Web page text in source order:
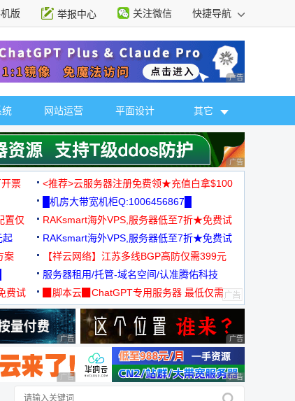
版 举报中心 关注微信 快捷导航
广告 商业广告，理
统 网站运营 平面设计 其它
广告 商业广告，理
票
<推荐>云服务器注册免费领★充值白拿$100
█机房大带宽机柜Q:1006456867█
置仅
RAKsmart海外VPS,服务器低至7折★免费试
用★
起
RAKsmart海外VPS,服务器低至7折★免费试
用★
案
【祥云网络】江苏多线BGP高防仅需399元
服务器租用/托管-域名空间/认准腾佑科技
费试
▉脚本云▉ChatGPT专用服务器 最低仅需
19元/月
广告 商业广告，理性选择 广告 商业广告，理
广告 商业广告，理性选择 广告 商业广告，理